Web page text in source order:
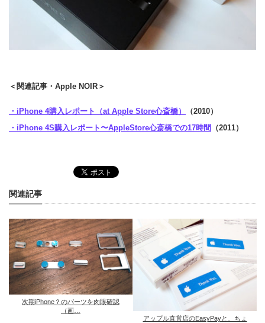
＜関連記事・Apple NOIR＞
・iPhone 4購入レポート（at Apple Store心斎橋）
（2010）
・iPhone 4S購入レポート〜AppleStore心斎橋での17時間 （2011）
関連記事
次期iPhone？のパーツを肉眼確認
（画…
アップル直営店のEasyPayと、ちょ